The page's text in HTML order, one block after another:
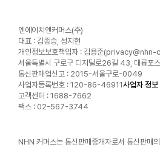
엔에이치엔커머스(주)
대표 : 김종승, 성지현
개인정보보호책임자 : 김용준(privacy@nhn-
서울특별시 구로구 디지털로26길 43, 대륭포
통신판매업신고 : 2015-서울구로-0049
사업자등록번호 : 120-86-46911사업자 정보
고객센터 : 1688-7662
팩스 : 02-567-3744
NHN 커머스는 통신판매중개자로서 통신판매